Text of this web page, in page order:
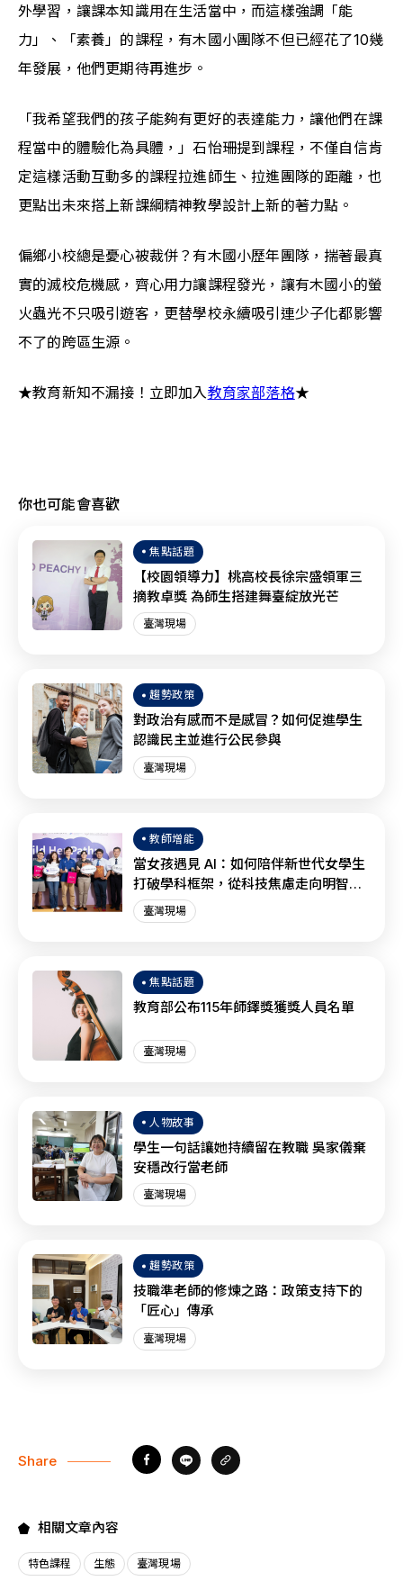
外學習，讓課本知識用在生活當中，而這樣強調「能
力」、「素養」的課程，有木國小團隊不但已經花了10幾
年發展，他們更期待再進步。
「我希望我們的孩子能夠有更好的表達能力，讓他們在課
程當中的體驗化為具體，」石怡珊提到課程，不僅自信肯
定這樣活動互動多的課程拉進師生、拉進團隊的距離，也
更點出未來搭上新課綱精神教學設計上新的著力點。
偏鄉小校總是憂心被裁併？有木國小歷年團隊，揣著最真
實的滅校危機感，齊心用力讓課程發光，讓有木國小的螢
火蟲光不只吸引遊客，更替學校永續吸引連少子化都影響
不了的跨區生源。
★教育新知不漏接！立即加入教育家部落格★
你也可能會喜歡
焦點話題
【校園領導力】桃高校長徐宗盛領軍三
摘教卓獎 為師生搭建舞臺綻放光芒
臺灣現場
趨勢政策
對政治有感而不是感冒？如何促進學生
認識民主並進行公民參與
臺灣現場
教師增能
當女孩遇見 AI：如何陪伴新世代女學生
打破學科框架，從科技焦慮走向明智協
作？
臺灣現場
焦點話題
教育部公布115年師鐸獎獲獎人員名單
臺灣現場
人物故事
學生一句話讓她持續留在教職 吳家儀棄
安穩改行當老師
臺灣現場
趨勢政策
技職準老師的修煉之路：政策支持下的
「匠心」傳承
臺灣現場
Share
相關文章內容
特色課程 生態 臺灣現場